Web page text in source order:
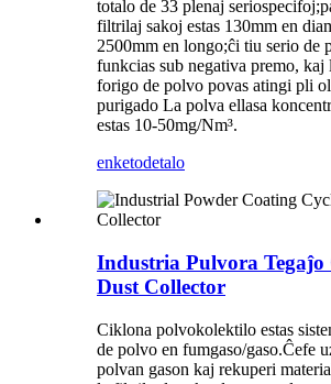
totalo de 33 plenaj
filtrilaj sakoj estas 130mm en
2500mm en longo;ĉi tiu serio de
funkcias sub negativa premo, kaj
forigo de polvo povas atingi pli
purigado La polva ellasa
estas 10-50mg/Nm³.
enketodetalo
Industria Pulvora Tegaĵo
Dust Collector
Ciklona polvokolektilo estas
de polvo en fumgaso/gaso.Ĉefe
polvan gason kaj rekuperi